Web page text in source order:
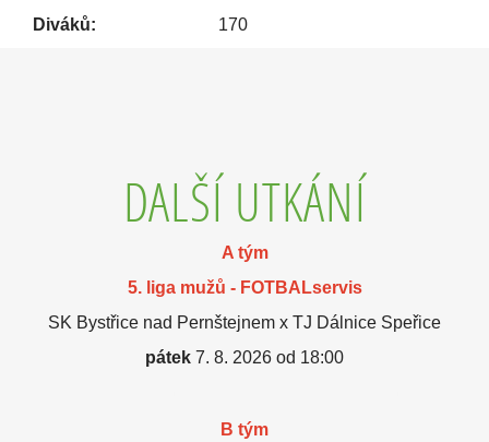
Diváků: 170
DALŠÍ UTKÁNÍ
A tým
5. liga mužů - FOTBALservis
SK Bystřice nad Pernštejnem x TJ Dálnice Speřice
pátek 7. 8. 2026 od 18:00
B tým